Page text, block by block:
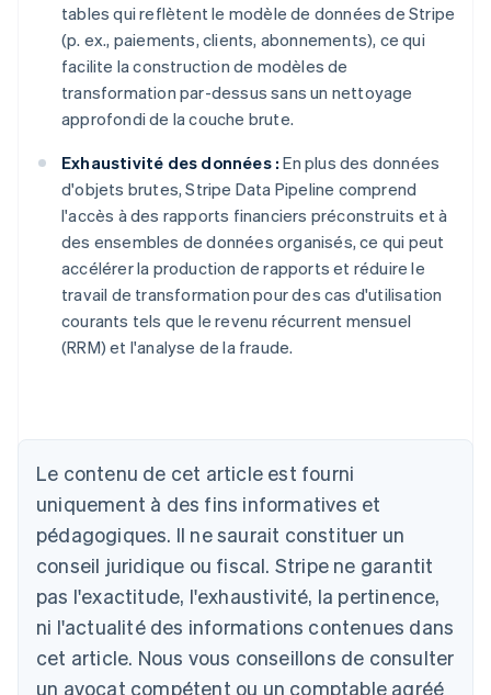
tables qui reflètent le modèle de données de Stripe
(p. ex., paiements, clients, abonnements), ce qui
facilite la construction de modèles de
transformation par-dessus sans un nettoyage
approfondi de la couche brute.
Exhaustivité des données : En plus des données
d'objets brutes, Stripe Data Pipeline comprend
l'accès à des rapports financiers préconstruits et à
des ensembles de données organisés, ce qui peut
accélérer la production de rapports et réduire le
travail de transformation pour des cas d'utilisation
courants tels que le revenu récurrent mensuel
(RRM) et l'analyse de la fraude.
Le contenu de cet article est fourni
uniquement à des fins informatives et
pédagogiques. Il ne saurait constituer un
conseil juridique ou fiscal. Stripe ne garantit
pas l'exactitude, l'exhaustivité, la pertinence,
ni l'actualité des informations contenues dans
cet article. Nous vous conseillons de consulter
un avocat compétent ou un comptable agréé
DeutschEnglish
Australie
English
Autriche
DeutschEnglish
Belgique
Nederlands Français DeutschEnglish
Brésil
Português English
Bulgarie